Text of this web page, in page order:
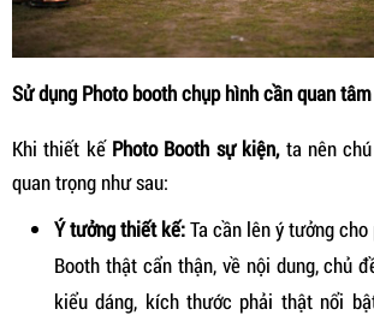
Sử dụng Photo booth chụp hình cần quan
Khi thiết kế Photo Booth sự kiện,ta nên
quan trọng như sau:
Ý tưởng thiết kế:Ta cần lên ý tưởng
Booth thật cẩn thận, về nội dung, chủ
kiểu dáng, kích thước phải thật nổi